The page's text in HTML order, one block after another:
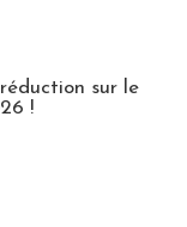
sur le
!